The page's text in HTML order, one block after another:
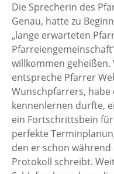
Die Sprecherin des
Genau, hatte zu
„lange erwarteten
willkommen geheißen.
entspreche Pfarrer
Wunschpfarrers, habe
kennenlernen durfte,
ein Fortschrittsbein
perfekte
den er schon
Protokoll schreibt.